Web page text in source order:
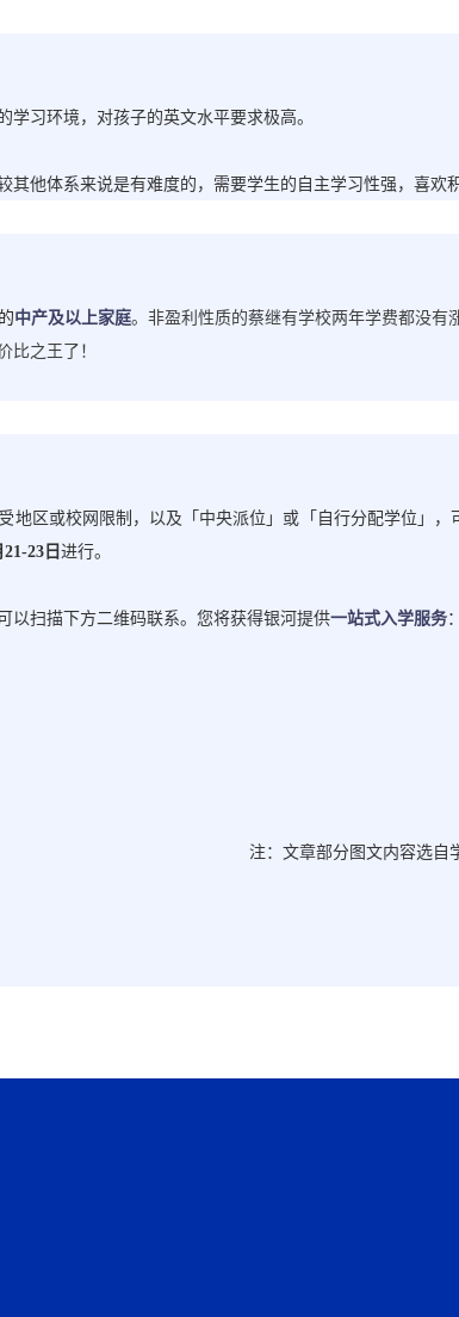
学习环境，对孩子的英文水平要求极高。
其他体系来说是有难度的，需要学生的自主学习性强，喜欢
中产及以上家庭。非盈利性质的蔡继有学校两年学费都没有
比之王了！
地区或校网限制，以及「中央派位」或「自行分配学位」，
21-23日进行。
以扫描下方二维码联系。您将获得银河提供一站式入学服务：
注：文章部分图文内容选自